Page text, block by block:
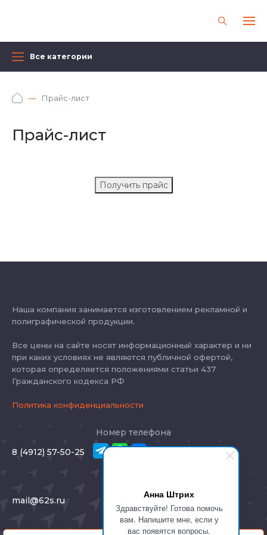
Анна Штрих
Здравствуйте! Готова помочь
вам. Напишите мне, если у
вас появятся вопросы.
Все категории
Прайс-лист
Прайс-лист
Получить прайс
Наша компания занимается изготовлением рекламной и
полиграфической продукции.
Все цены на сайте носят информационный характер и ни
при каких условиях не являются публичной офертой,
которая определяется положениями статьи 437
Гражданского кодекса РФ
Политика конфиденциальности
Номер телефона
8 (4912) 57-50-25
mail@62s.ru
Адрес